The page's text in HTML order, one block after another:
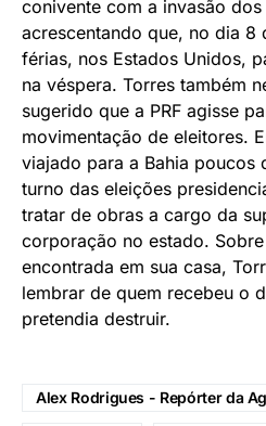
conivente com a invasão
acrescentando que, no dia 8
férias, nos Estados Unidos,
na véspera. Torres também
sugerido que a PRF agisse
movimentação de eleitores.
viajado para a Bahia poucos
turno das eleições
tratar de obras a cargo da
corporação no estado.
encontrada em sua casa,
lembrar de quem recebeu o
pretendia destruir.
Alex Rodrigues - Repórter da